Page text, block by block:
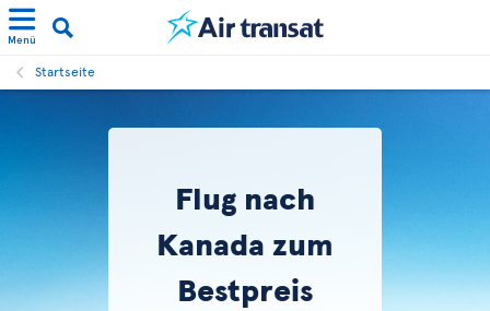
Menü
Startseite
Flug nach
Kanada zum
Bestpreis